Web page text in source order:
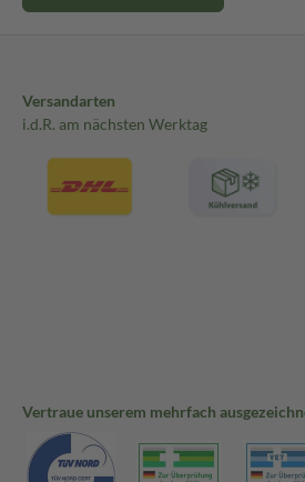
Versandarten
i.d.R. am nächsten Werktag
Vertraue unserem mehrfach